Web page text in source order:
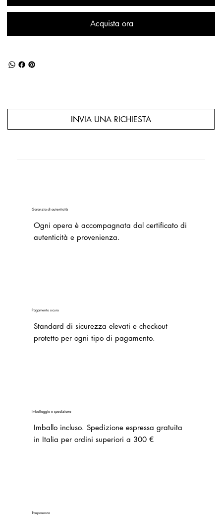
Acquista ora
INVIA UNA RICHIESTA
Garanzia di autenticità
Ogni opera è accompagnata dal certificato di
autenticità e provenienza.
Pagamento sicuro
Standard di sicurezza elevati e checkout
protetto per ogni tipo di pagamento.
Imballaggio e spedizione
Imballo incluso. Spedizione espressa gratuita
in Italia per ordini superiori a 300 €
Trasparenza